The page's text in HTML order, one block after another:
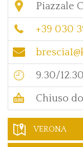
Piazzale
+39 030
9.30/
Chiuso
VERONA